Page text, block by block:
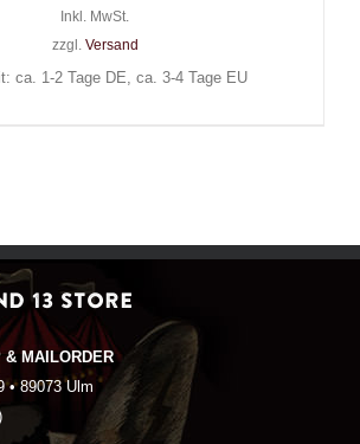
Inkl. MwSt.
zzgl. Versand
ca. 1-2 Tage DE, ca. 3-4 Tage EU
13 STORE
& MAILORDER
• 89073 Ulm